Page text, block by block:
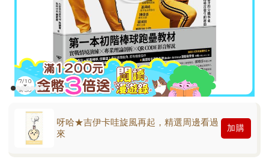
呀哈★吉伊卡哇旋風再起，精選周邊看過
來
加購